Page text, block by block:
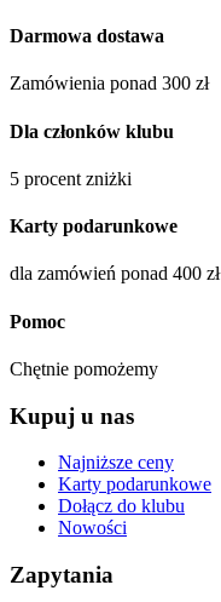
Darmowa dostawa
Zamówienia ponad 300 zł
Dla członków klubu
5 procent zniżki
Karty podarunkowe
dla zamówień ponad 400 zł
Pomoc
Chętnie pomożemy
Kupuj u nas
Najniższe ceny
Karty podarunkowe
Dołącz do klubu
Nowości
Zapytania